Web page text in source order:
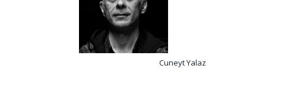
Cuneyt Yalaz